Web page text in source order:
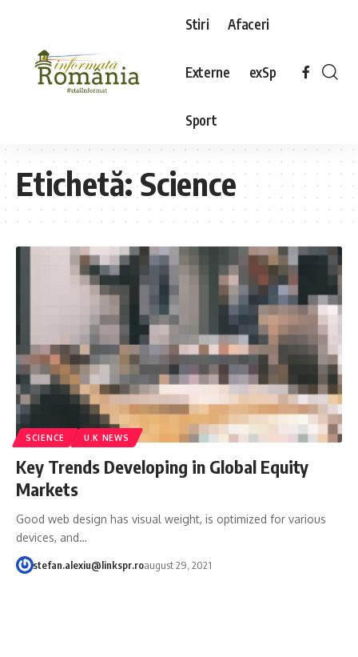
Stiri Afaceri
Externe exSp
Sport
Etichetă:Science
SCIENCE U.K NEWS
Key Trends Developing in Global Equity
Markets
Good web design has visual weight, is optimized for various
devices, and…
stefan.alexiu@linkspr.roaugust 29, 2021